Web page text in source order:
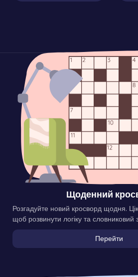
Щоденний
Розгадуйте новий кросворд щодня.
щоб розвинути логіку та словниковий
Перейти